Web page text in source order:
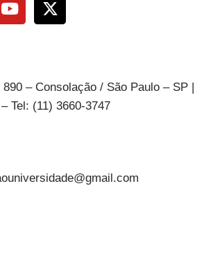
– Consolação / São Paulo – SP |
Tel: (11) 3660-3747